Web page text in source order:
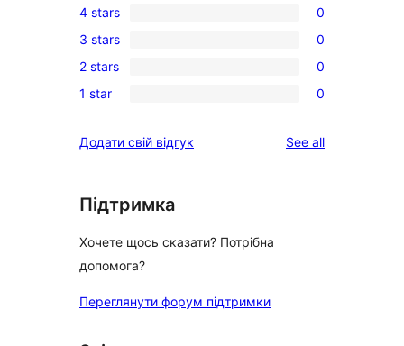
5-
star
review
4-
star
reviews
4 stars 0
0
3-
star
3 stars 0
2-
reviews
2 stars 0
star
1 star 0
Додати свій відгук See allreviews
Підтримка
Хочете щось сказати? Потрібна
допомога?
Переглянути форум підтримки